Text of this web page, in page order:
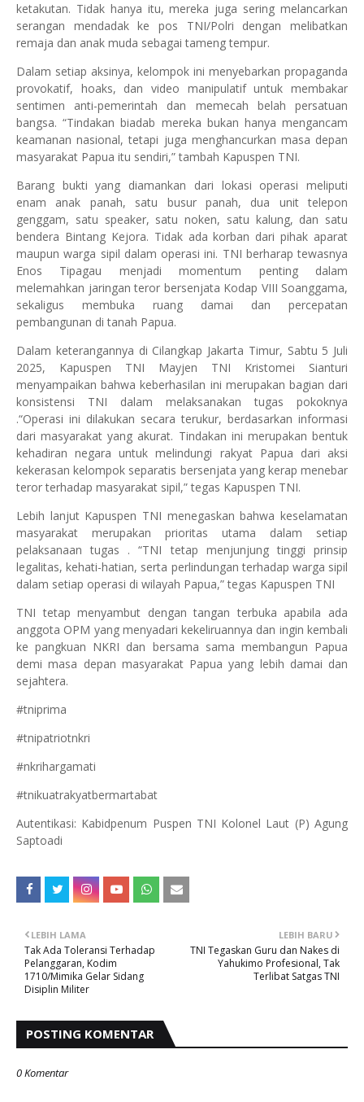
ketakutan. Tidak hanya itu, mereka juga sering melancarkan
serangan mendadak ke pos TNI/Polri dengan melibatkan
remaja dan anak muda sebagai tameng tempur.
Dalam setiap aksinya, kelompok ini menyebarkan propaganda
provokatif, hoaks, dan video manipulatif untuk membakar
sentimen anti-pemerintah dan memecah belah persatuan
bangsa. “Tindakan biadab mereka bukan hanya mengancam
keamanan nasional, tetapi juga menghancurkan masa depan
masyarakat Papua itu sendiri,” tambah Kapuspen TNI.
Barang bukti yang diamankan dari lokasi operasi meliputi
enam anak panah, satu busur panah, dua unit telepon
genggam, satu speaker, satu noken, satu kalung, dan satu
bendera Bintang Kejora. Tidak ada korban dari pihak aparat
maupun warga sipil dalam operasi ini. TNI berharap tewasnya
Enos Tipagau menjadi momentum penting dalam
melemahkan jaringan teror bersenjata Kodap VIII Soanggama,
sekaligus membuka ruang damai dan percepatan
pembangunan di tanah Papua.
Dalam keterangannya di Cilangkap Jakarta Timur, Sabtu 5 Juli
2025, Kapuspen TNI Mayjen TNI Kristomei Sianturi
menyampaikan bahwa keberhasilan ini merupakan bagian dari
konsistensi TNI dalam melaksanakan tugas pokoknya
.“Operasi ini dilakukan secara terukur, berdasarkan informasi
dari masyarakat yang akurat. Tindakan ini merupakan bentuk
kehadiran negara untuk melindungi rakyat Papua dari aksi
kekerasan kelompok separatis bersenjata yang kerap menebar
teror terhadap masyarakat sipil,” tegas Kapuspen TNI.
Lebih lanjut Kapuspen TNI menegaskan bahwa keselamatan
masyarakat merupakan prioritas utama dalam setiap
pelaksanaan tugas . “TNI tetap menjunjung tinggi prinsip
legalitas, kehati-hatian, serta perlindungan terhadap warga sipil
dalam setiap operasi di wilayah Papua,” tegas Kapuspen TNI
TNI tetap menyambut dengan tangan terbuka apabila ada
anggota OPM yang menyadari kekeliruannya dan ingin kembali
ke pangkuan NKRI dan bersama sama membangun Papua
demi masa depan masyarakat Papua yang lebih damai dan
sejahtera.
#tniprima
#tnipatriotnkri
#nkrihargamati
#tnikuatrakyatbermartabat
Autentikasi: Kabidpenum Puspen TNI Kolonel Laut (P) Agung
Saptoadi
LEBIH BARU
TNI Tegaskan Guru dan Nakes di
Yahukimo Profesional, Tak
Terlibat Satgas TNI
LEBIH LAMA
Tak Ada Toleransi Terhadap
Pelanggaran, Kodim
1710/Mimika Gelar Sidang
Disiplin Militer
POSTING KOMENTAR
0 Komentar